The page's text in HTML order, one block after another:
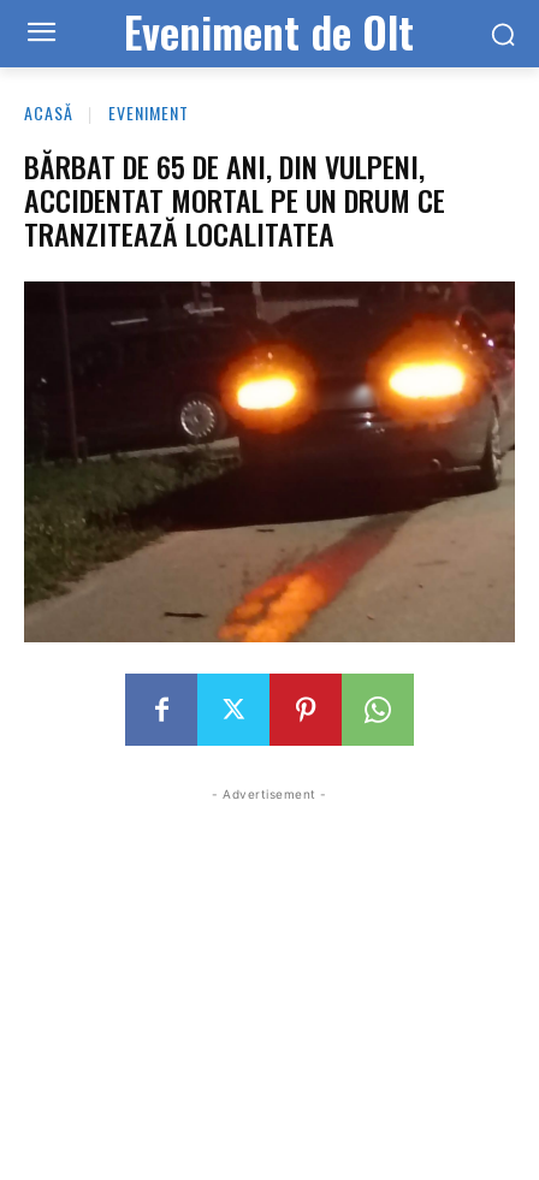
Eveniment de Olt
ACASĂ EVENIMENT
BĂRBAT DE 65 DE ANI, DIN VULPENI,
ACCIDENTAT MORTAL PE UN DRUM CE
TRANZITEAZĂ LOCALITATEA
- Advertisement -